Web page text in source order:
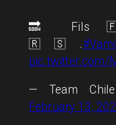
🔜 Fils
🇷🇸.
pic.twitter.com/
— Team Chile
February 13,